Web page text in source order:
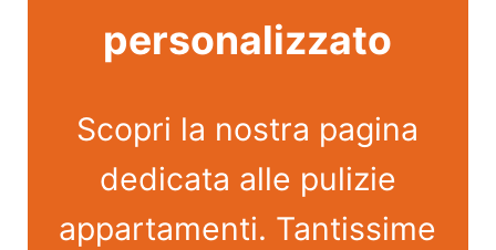
personalizzato
Scopri la nostra pagina
dedicata alle pulizie
appartamenti. Tantissime